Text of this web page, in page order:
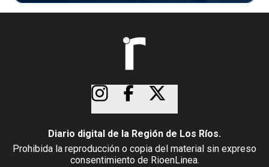
Diario digital de la Región de Los Ríos.
Prohibida la reproducción o copia del material sin expreso
consentimiento de RioenLinea.